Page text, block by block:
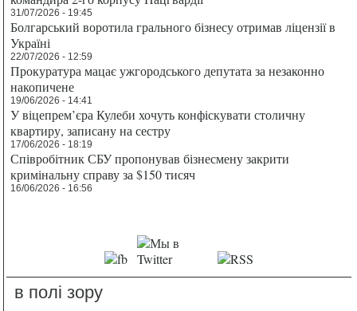
31/07/2026 - 19:45
Болгарський воротила грального бізнесу отримав ліцензії в
Україні
22/07/2026 - 12:59
Прокуратура мацає ужгородського депутата за незаконно
накопичене
19/06/2026 - 14:41
У віцепрем’єра Кулеби хочуть конфіскувати столичну
квартиру, записану на сестру
17/06/2026 - 18:19
Співробітник СБУ пропонував бізнесмену закрити
кримінальну справу за $150 тисяч
16/06/2026 - 16:56
в полі зору